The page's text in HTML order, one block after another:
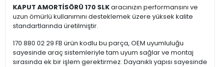
KAPUT AMORTİSÖRÜ 170 SLKaracınızın performansını ve
uzun ömürlü kullanımını desteklemek üzere yüksek kalite
standartlarında üretilmiştir.
170 880 02 29 FB ürün kodlu bu parça, OEM uyumluluğu
sayesinde araç sistemleriyle tam uyum sağlar ve montaj
sırasında ek bir işlem gerektirmez. Dayanıklı yapısı sayesinde